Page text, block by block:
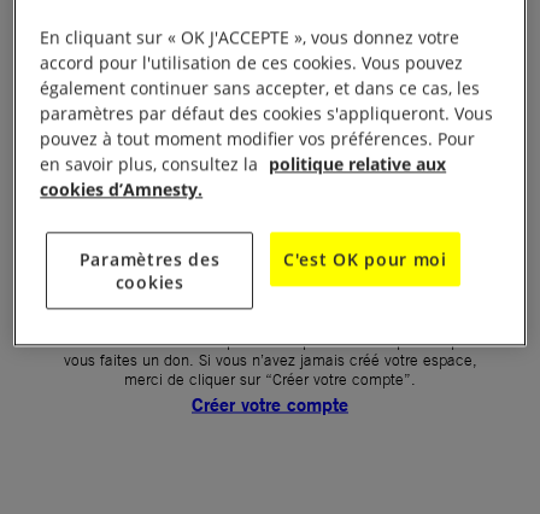
Mot de passe oublié ?
Un problème de connexion ?
Première connexion ?
La création de votre espace n’est pas automatique lorsque
vous faites un don. Si vous n’avez jamais créé votre espace,
merci de cliquer sur “Créer votre compte”.
Créer votre compte
En cliquant sur « OK J'ACCEPTE », vous donnez votre
accord pour l'utilisation de ces cookies. Vous pouvez
également continuer sans accepter, et dans ce cas, les
paramètres par défaut des cookies s'appliqueront. Vous
pouvez à tout moment modifier vos préférences. Pour
en savoir plus, consultez la politique relative aux
cookies d’Amnesty.
Paramètres des
cookies
C'est OK pour moi